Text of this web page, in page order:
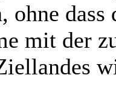
ohne
mit der